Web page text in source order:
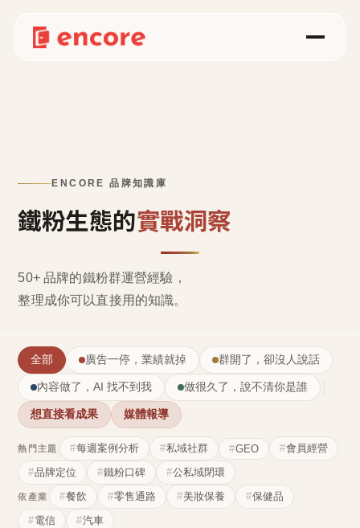
ENCORE 品牌知識庫
鐵粉生態的實戰洞察
50+ 品牌的鐵粉群運營經驗，
整理成你可以直接用的知識。
全部 廣告一停，業績就掉 群開了，卻沒人說話
內容做了，AI 找不到我 做很久了，說不清你是誰
想直接看成果 媒體報導
熱門主題 每週案例分析 私域社群 GEO
會員經營
品牌定位
鐵粉口碑 公私域閉環
依產業 餐飲 零售通路 美妝保養
保健品
電信
汽車